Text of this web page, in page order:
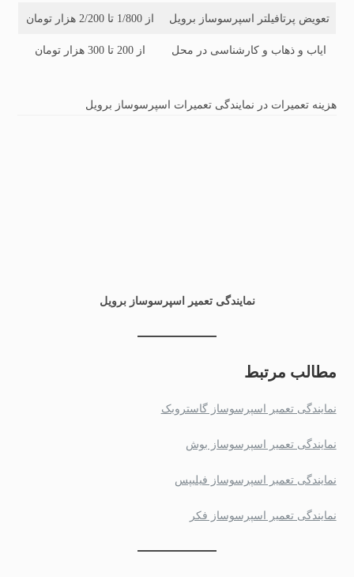
تعویض پرتافیلتر اسپرسوساز برویل از 1/800 تا 2/200 هزار تومان
ایاب و ذهاب و کارشناسی در محل از 200 تا 300 هزار تومان
هزینه تعمیرات در نمایندگی تعمیرات اسپرسوساز برویل
نمایندگی تعمیر اسپرسوساز برویل
مطالب مرتبط
نمایندگی تعمیر اسپرسوساز گاستروبک
نمایندگی تعمیر اسپرسوساز بوش
نمایندگی تعمیر اسپرسوساز فیلیپس
نمایندگی تعمیر اسپرسوساز فکر